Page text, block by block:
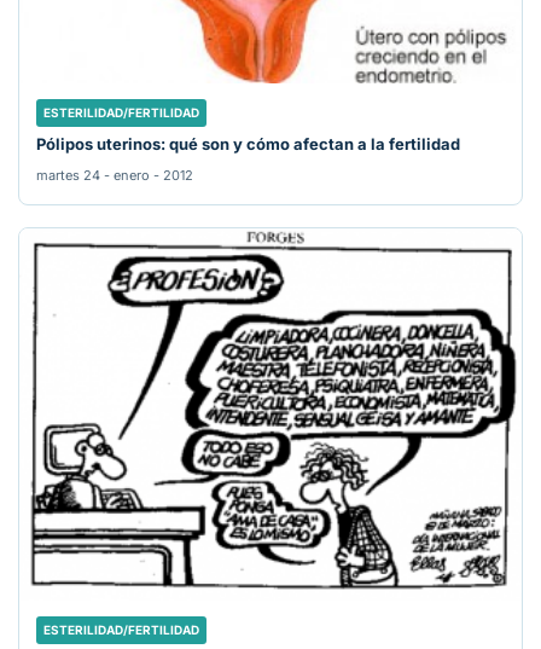
ESTERILIDAD/FERTILIDAD
Pólipos uterinos: qué son y cómo afectan a la fertilidad
martes 24 - enero - 2012
ESTERILIDAD/FERTILIDAD